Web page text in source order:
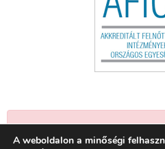
Jelenleg nincsenek események.
A weboldalon a minőségi